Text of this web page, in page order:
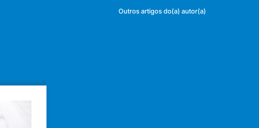
Outros artigos do(a) autor(a)